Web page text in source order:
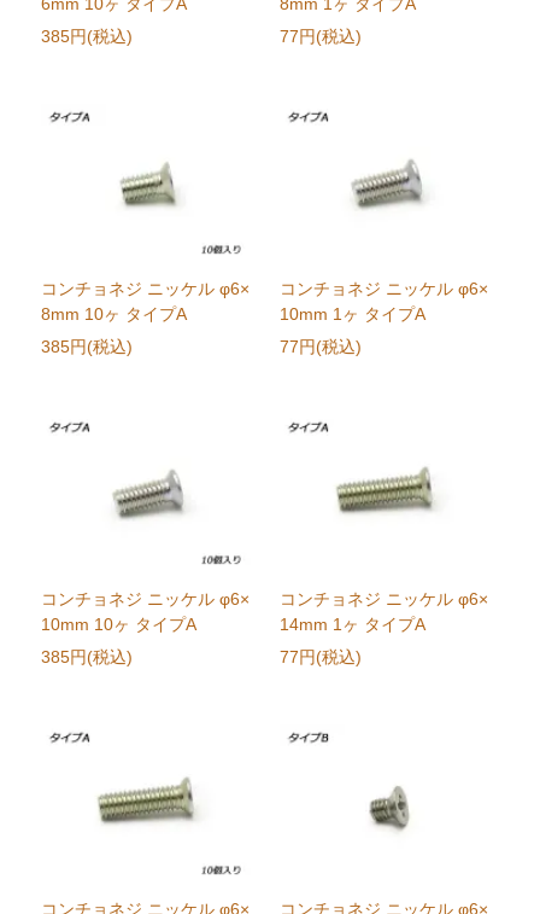
385円(税込)
77円(税込)
コンチョネジ ニッケル φ6×
8mm 10ヶ タイプA
385円(税込)
コンチョネジ ニッケル φ6×
10mm 1ヶ タイプA
77円(税込)
コンチョネジ ニッケル φ6×
10mm 10ヶ タイプA
385円(税込)
コンチョネジ ニッケル φ6×
14mm 1ヶ タイプA
77円(税込)
コンチョネジ ニッケル φ6×
コンチョネジ ニッケル φ6×